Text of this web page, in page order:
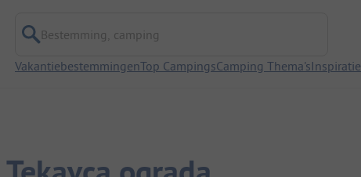
Bestemming, camping
VakantiebestemmingenTop CampingsCamping Thema'sInspiratie